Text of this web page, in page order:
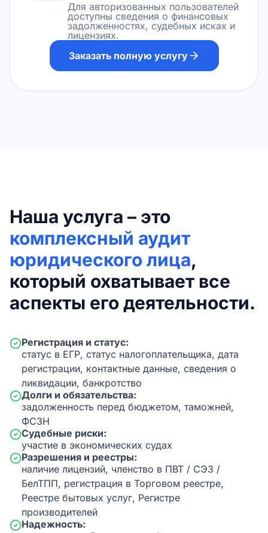
Для авторизованных пользователей
доступны сведения о финансовых
задолженностях, судебных исках и
лицензиях.
Заказать полную услугу
Наша услуга – это
комплексный аудит
юридического лица,
который охватывает все
аспекты его деятельности.
Регистрация и статус:
статус в ЕГР, статус налогоплательщика, дата
регистрации, контактные данные, сведения о
ликвидации, банкротство
Долги и обязательства:
задолженность перед бюджетом, таможней,
ФСЗН
Судебные риски:
участие в экономических судах
Разрешения и реестры:
наличие лицензий, членство в ПВТ / СЭЗ /
БелТПП, регистрация в Торговом реестре,
Реестре бытовых услуг, Регистре
производителей
Надежность: